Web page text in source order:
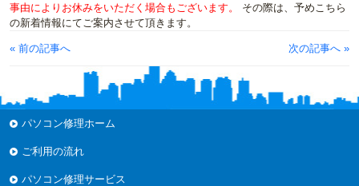
事由によりお休みをいただく場合もございます。
その際は、予めこちら
の新着情報にてご案内させて頂きます。
« 前の記事へ 次の記事へ »
パソコン修理ホーム
ご利用の流れ
パソコン修理サービス